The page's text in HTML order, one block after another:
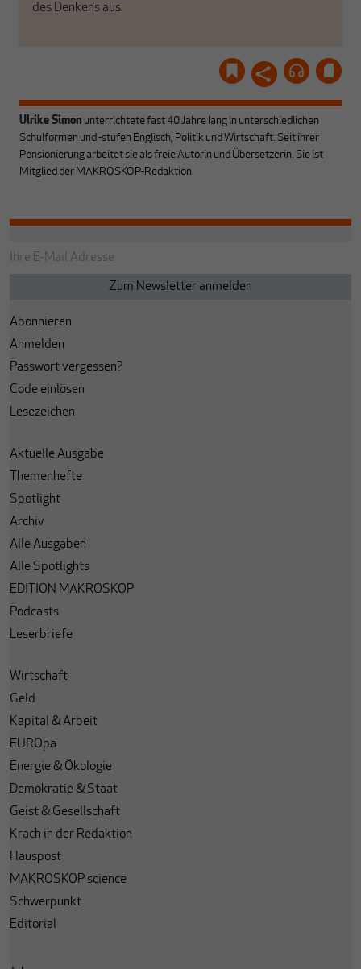
des Denkens aus.
Ulrike Simon unterrichtete fast 40 Jahre lang in unterschiedlichen
Schulformen und -stufen Englisch, Politik und Wirtschaft. Seit ihrer
Pensionierung arbeitet sie als freie Autorin und Übersetzerin. Sie ist
Mitglied der MAKROSKOP-Redaktion.
Abonnieren
Anmelden
Passwort vergessen?
Code einlösen
Lesezeichen
Aktuelle Ausgabe
Themenhefte
Spotlight
Archiv
Alle Ausgaben
Alle Spotlights
EDITION MAKROSKOP
Podcasts
Leserbriefe
Wirtschaft
Geld
Kapital & Arbeit
EUROpa
Energie & Ökologie
Demokratie & Staat
Geist & Gesellschaft
Krach in der Redaktion
Hauspost
MAKROSKOP science
Schwerpunkt
Editorial